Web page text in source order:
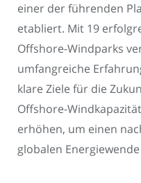
einer der führenden
etabliert. Mit 19
Offshore-Windparks
umfangreiche
klare Ziele für die
Offshore-
erhöhen, um einen
globalen